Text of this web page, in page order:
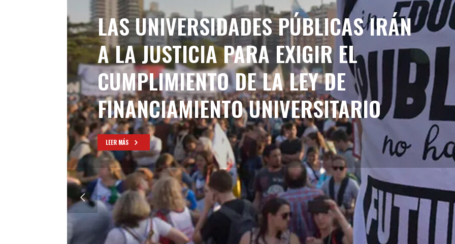
POR ORDEN DE LA JUSTICIA,
ECONOMÍA DEBE DAR DETALLES DEL
ACUERDO CON EL FMI
LEER MÁS